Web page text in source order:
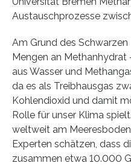
Austauschprozesse
Am Grund des
Mengen an Methanhydrat
aus Wasser und
da es als Treibhausgas
Kohlendioxid und damit
Rolle für unser Klima
weltweit am
Experten schätzen, dass
zusammen etwa 10.000